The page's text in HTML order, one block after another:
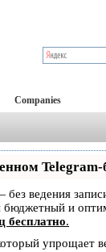
Companies
Telegram-
без ведения
и
бесплатно.
упрощает